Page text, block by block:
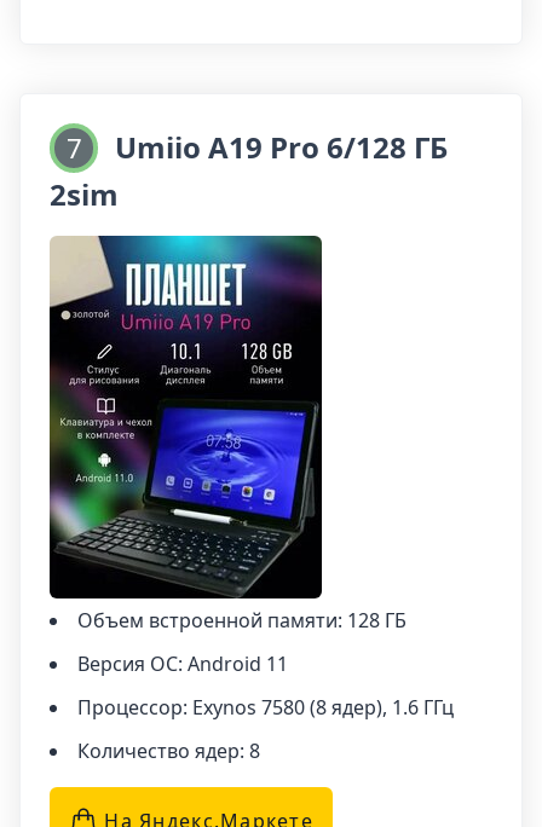
7
Umiio A19 Pro 6/128 ГБ
2sim
Объем встроенной памяти: 128 ГБ
Версия ОС: Android 11
Процессор: Exynos 7580 (8 ядер), 1.6 ГГц
Количество ядер: 8
На Яндекс.Маркетe